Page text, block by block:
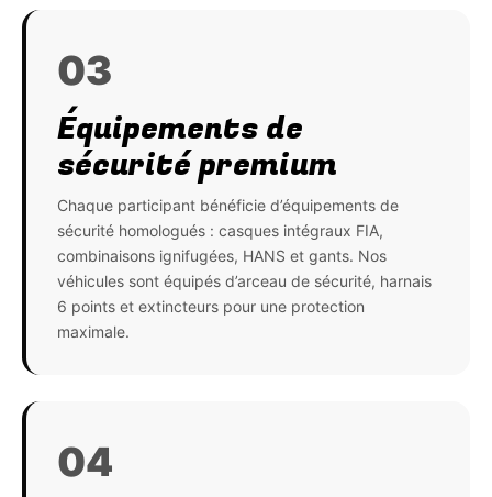
03
Équipements de
sécurité premium
Chaque participant bénéficie d’équipements de
sécurité homologués : casques intégraux FIA,
combinaisons ignifugées, HANS et gants. Nos
véhicules sont équipés d’arceau de sécurité, harnais
6 points et extincteurs pour une protection
maximale.
04